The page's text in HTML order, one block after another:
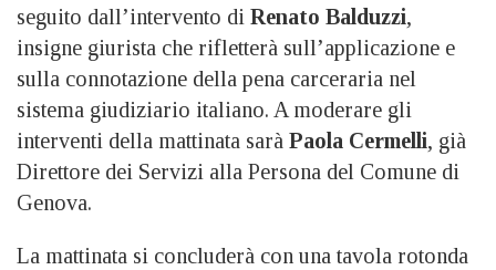
seguito dall’intervento di Renato Balduzzi,
insigne giurista che rifletterà sull’applicazione e
sulla connotazione della pena carceraria nel
sistema giudiziario italiano. A moderare gli
interventi della mattinata sarà Paola Cermelli, già
Direttore dei Servizi alla Persona del Comune di
Genova.
La mattinata si concluderà con una tavola rotonda